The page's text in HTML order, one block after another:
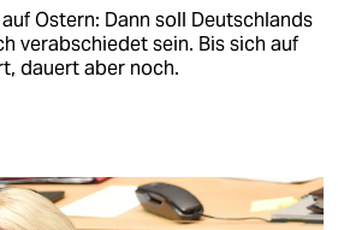
Ostern: Dann soll Deutschlands
verabschiedet sein. Bis sich auf
dauert aber noch.